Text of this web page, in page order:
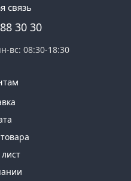
связь
30 30
вс: 08:30-18:30